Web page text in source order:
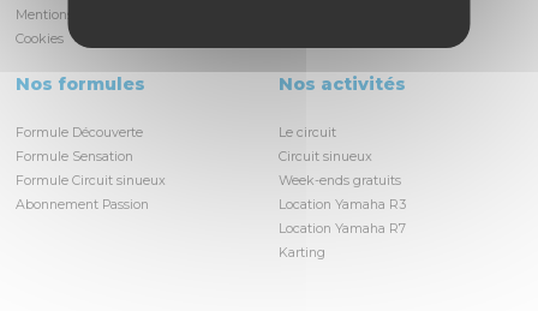
Mentions légales
Cookies
Nos formules
Formule Découverte
Formule Sensation
Formule Circuit sinueux
Abonnement Passion
Nos activités
Le circuit
Circuit sinueux
Week-ends gratuits
Location Yamaha R3
Location Yamaha R7
Karting